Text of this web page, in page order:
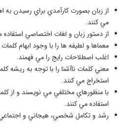
از زبان بصورت كارآمدي براي رسيدن به
مي كنند.
از دستور زبان و لغات اختصاصي استفاده
معماها و لطيفه ها را با وجود ابهام
اغلب اصطلاحات رايج را مي فهمند.
معني كلمات ناآشنا را با توجه به ريشه
استخراج مي كنند.
با منظورهاي مختلفي مي نويسند و از
استفاده مي كنند.​
رشد و تكامل شخصي، هيجاني و